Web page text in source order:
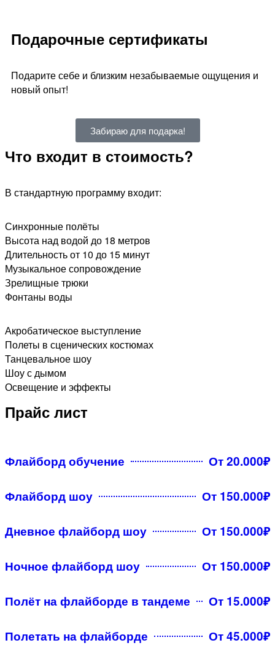
Подарочные сертификаты
Подарите себе и близким незабываемые ощущения и
новый опыт!
Забираю для подарка!
Что входит в стоимость?
В стандартную программу входит:
Синхронные полёты
Высота над водой до 18 метров
Длительность от 10 до 15 минут
Музыкальное сопровождение
Зрелищные трюки
Фонтаны воды​
Акробатическое выступление
Полеты в сценических костюмах
Танцевальное шоу
Шоу с дымом
Освещение и эффекты
Прайс лист
Флайборд обучение От 20.000₽
Флайборд шоу От 150.000₽
Дневное флайборд шоу От 150.000₽
Ночное флайборд шоу От 150.000₽
Полёт на флайборде в тандеме От 15.000₽
Полетать на флайборде От 45.000₽